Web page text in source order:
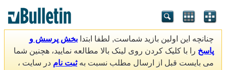
چنانچه این اولین بازید شماست, لطفا ابتدا بخش پرسش و
پاسخ را با کلیک کردن روی لینک بالا مطالعه نمایید، هچنین شما
می بایست قبل از ارسال مطلب نسبت بهثبت نام در سایت ،